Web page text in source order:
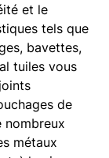
et le
tels que
bavettes,
tuiles vous
de
nombreux
métaux